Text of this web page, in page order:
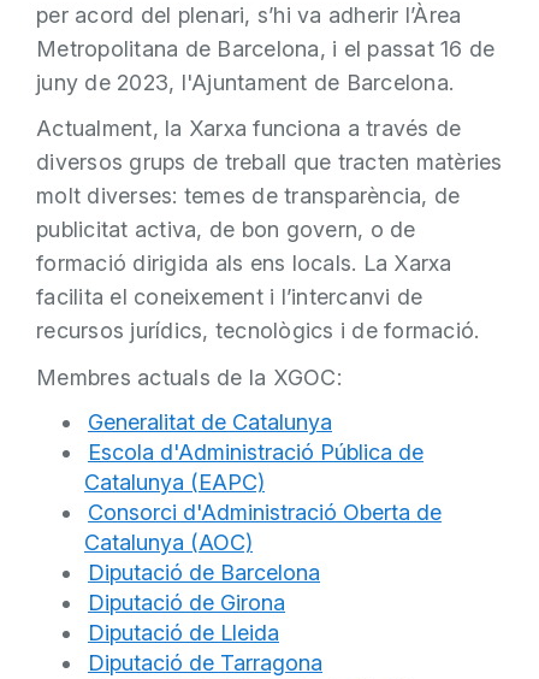
per acord del plenari, s’hi va adherir l’Àrea
Metropolitana de Barcelona, i el passat 16 de
juny de 2023, l'Ajuntament de Barcelona.
Actualment, la Xarxa funciona a través de
diversos grups de treball que tracten matèries
molt diverses: temes de transparència, de
publicitat activa, de bon govern, o de
formació dirigida als ens locals. La Xarxa
facilita el coneixement i l’intercanvi de
recursos jurídics, tecnològics i de formació.
Membres actuals de la XGOC:
Generalitat de Catalunya
Escola d'Administració Pública de
Catalunya (EAPC)
Consorci d'Administració Oberta de
Catalunya (AOC)
Diputació de Barcelona
Diputació de Girona
Diputació de Lleida
Diputació de Tarragona